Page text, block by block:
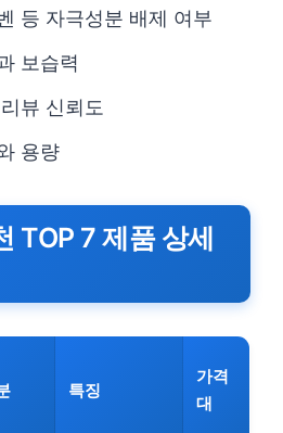
등 자극성분 배제 여부
보습력
뷰 신뢰도
용량
TOP 7 제품 상세
특징
가격
대